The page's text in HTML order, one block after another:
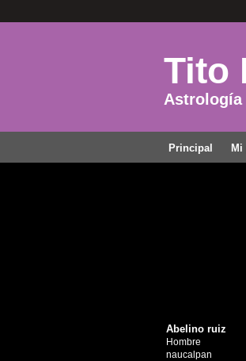
Tito
Astrología
Principal Mi
Abelino ruiz
Hombre
naucalpan